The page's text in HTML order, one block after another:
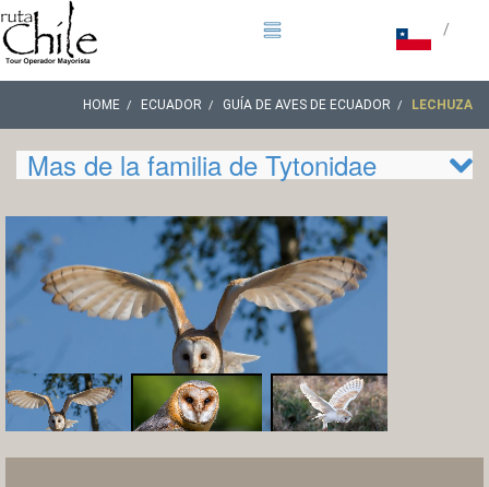
/
HOME ECUADOR GUÍA DE AVES DE ECUADOR LECHUZA
Mas de la familia de Tytonidae